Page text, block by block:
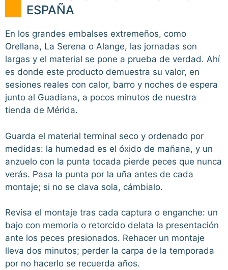
ESPAÑA
En los grandes embalses extremeños, como
Orellana, La Serena o Alange, las jornadas son
largas y el material se pone a prueba de verdad. Ahí
es donde este producto demuestra su valor, en
sesiones reales con calor, barro y noches de espera
junto al Guadiana, a pocos minutos de nuestra
tienda de Mérida.
Guarda el material terminal seco y ordenado por
medidas: la humedad es el óxido de mañana, y un
anzuelo con la punta tocada pierde peces que nunca
verás. Pasa la punta por la uña antes de cada
montaje; si no se clava sola, cámbialo.
Revisa el montaje tras cada captura o enganche: un
bajo con memoria o retorcido delata la presentación
ante los peces presionados. Rehacer un montaje
lleva dos minutos; perder la carpa de la temporada
por no hacerlo se recuerda años.